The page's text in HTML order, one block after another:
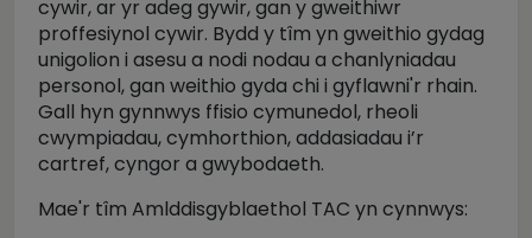
cywir, ar yr adeg gywir, gan y gweithiwr
proffesiynol cywir. Bydd y tîm yn gweithio gydag
unigolion i asesu a nodi nodau a chanlyniadau
personol, gan weithio gyda chi i gyflawni'r rhain.
Gall hyn gynnwys ffisio cymunedol, rheoli
cwympiadau, cymhorthion, addasiadau i’r
cartref, cyngor a gwybodaeth.
Mae'r tîm Amlddisgyblaethol TAC yn cynnwys: